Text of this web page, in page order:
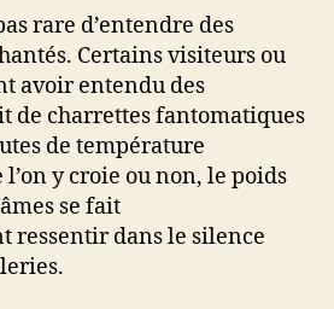
rare d’entendre des
Certains visiteurs ou
avoir entendu des
de charrettes fantomatiques
de température
y croie ou non, le poids
se fait
ressentir dans le silence